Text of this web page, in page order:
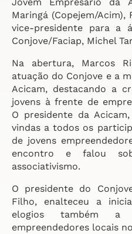
Maringá (Copejem/Acim),
vice-presidente para a
Conjove/Faciap, Michel
Na abertura, Marcos
atuação do Conjove e a
Acicam, destacando a
jovens à frente de
O presidente da
vindas a todos os
de jovens
encontro e falou
associativismo.
O presidente do
Filho, enalteceu a
elogios também a
empreendedores locais